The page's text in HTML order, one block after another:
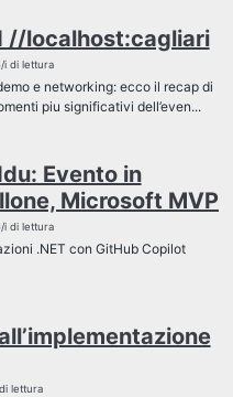
//localhost:cagliari
i di lettura
e networking: ecco il recap di
piu significativi dell’even...
Evento in
Microsoft MVP
i di lettura
.NET con GitHub Copilot
lettura